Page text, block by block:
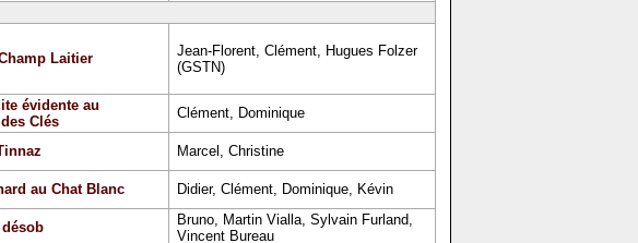
Laitier
Jean-Florent, Clément, Hugues Folzer
(GSTN)
évidente au
Clés
Clément, Dominique
Marcel, Christine
au Chat Blanc Didier, Clément, Dominique, Kévin
Bruno, Martin Vialla, Sylvain Furland,
Vincent Bureau